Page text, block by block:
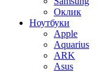
Оклик
Ноутбуки
Apple
Aquarius
ARK
Asus